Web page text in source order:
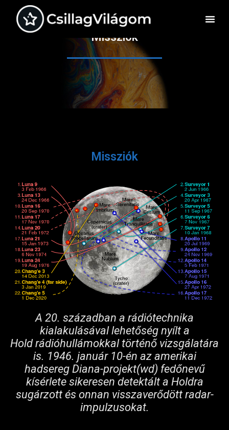
Missziók
Missziók
A 20. században a rádiótechnika
kialakulásával lehetőség nyílt a
Hold rádióhullámokkal történő vizsgálatára
is. 1946. január 10-én az amerikai
hadsereg Diana-projekt(wd) fedőnevű
kísérlete sikeresen detektált a Holdra
sugárzott és onnan visszaverődött radar-
impulzusokat.